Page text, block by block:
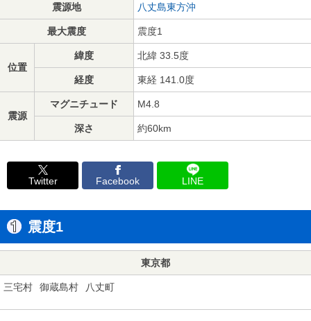
震源地 八丈島東方沖
最大震度 震度1
位置
緯度 北緯 33.5度
経度 東経 141.0度
震源
マグニチュード M4.8
深さ 約60km
Twitter Facebook LINE
震度1
東京都
三宅村 御蔵島村 八丈町